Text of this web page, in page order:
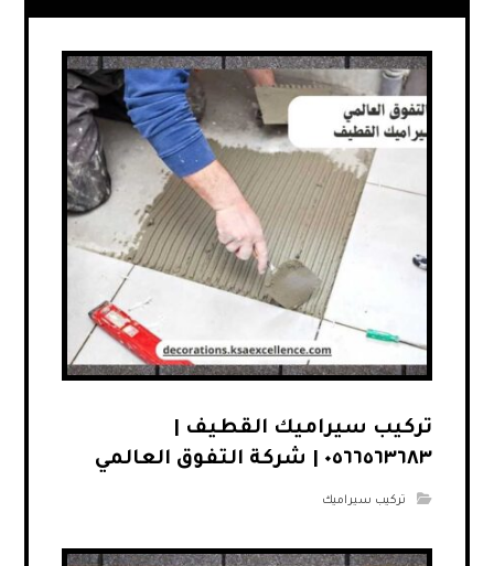
تركيب سيراميك القطيف |
٠٥٦٦٥٦٣٦٨٣ | شركة التفوق العالمي
تركيب سيراميك